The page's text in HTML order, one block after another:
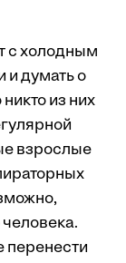
с холодным
и думать о
из них
взрослые
перенести